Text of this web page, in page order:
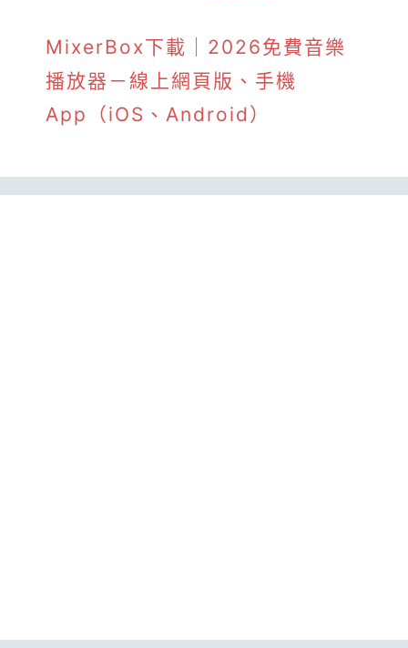
MixerBox下載｜2026免費音樂
播放器－線上網頁版、手機
App（iOS、Android）